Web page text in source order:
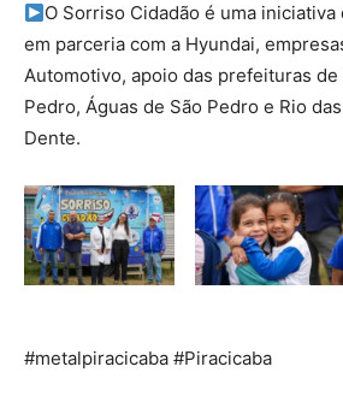
O Sorriso Cidadão é uma
em parceria com a Hyundai,
Automotivo, apoio das prefeituras de
Pedro, Águas de São Pedro e Rio
Dente.
#metalpiracicaba #Piracicaba